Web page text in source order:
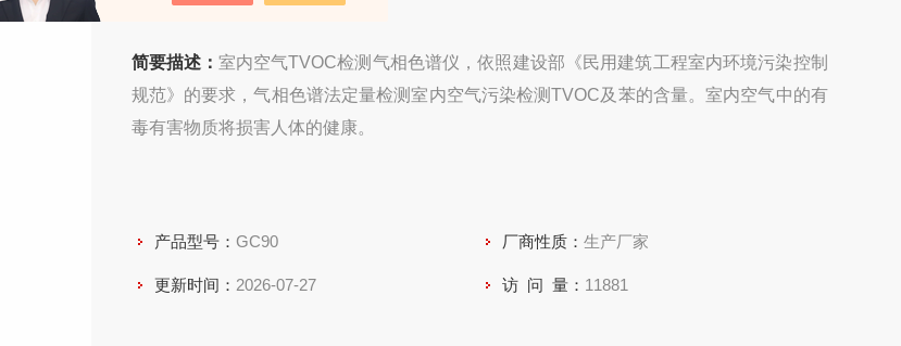
简要描述： 室内空气TVOC检测气相色谱仪，依照建设部《民用建筑工程室内环境污染控制
规范》的要求，气相色谱法定量检测室内空气污染检测TVOC及苯的含量。室内空气中的有
毒有害物质将损害人体的健康。
产品型号： GC90 厂商性质：生产厂家
更新时间： 2026-07-27 访 问 量： 11881